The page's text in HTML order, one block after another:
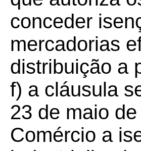
conceder
mercadorias
distribuição a
f) a cláusula
23 de maio
Comércio a